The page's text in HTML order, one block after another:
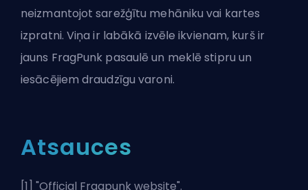
neizmantojot sarežģītu mehāniku vai kartes
izpratni. Viņa ir labākā izvēle ikvienam, kurš ir
jauns FragPunk pasaulē un meklē stipru un
iesācējiem draudzīgu varoni.
Atsauces
[1] "Official Fragpunk website".